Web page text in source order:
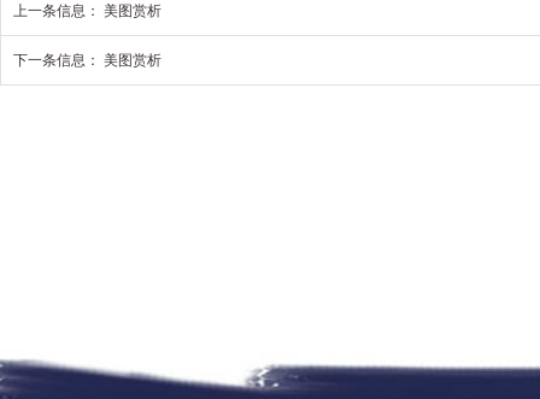
上一条信息： 美图赏析
下一条信息： 美图赏析